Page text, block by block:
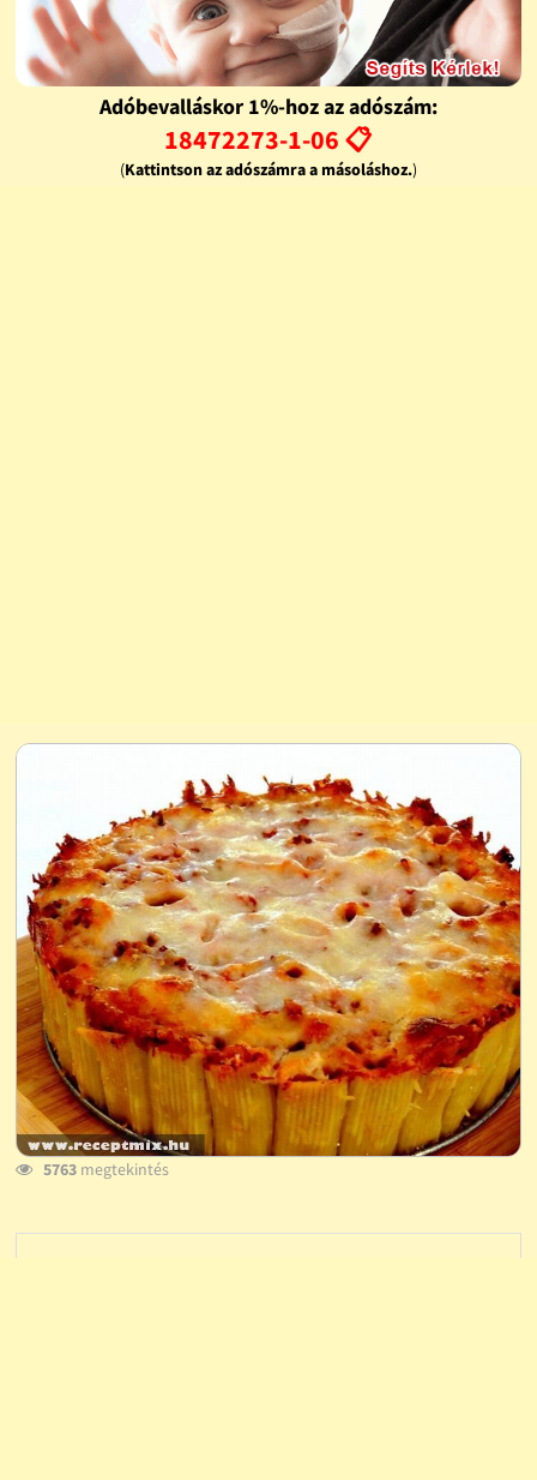
Adóbevalláskor 1%-hoz az adószám:
18472273-1-06 📋
(Kattintson az adószámra a másoláshoz.)
5763megtekintés